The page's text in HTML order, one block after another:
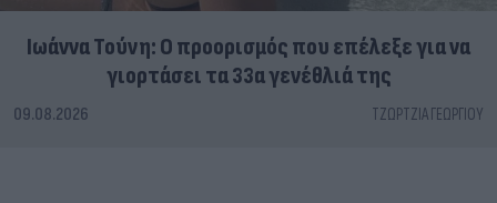
Ιωάννα Τούνη: Ο προορισμός που επέλεξε για να
γιορτάσει τα 33α γενέθλιά της
09.08.2026 ΤΖΏΡΤΖΙΑ ΓΕΩΡΓΊΟΥ